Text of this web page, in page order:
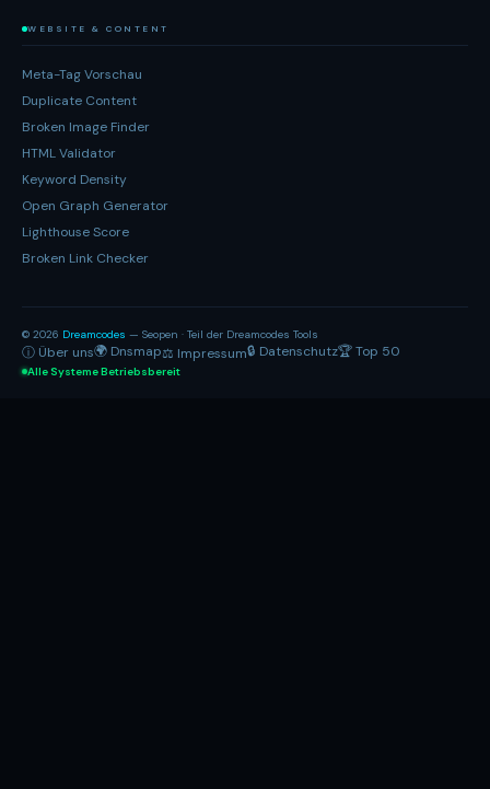
WEBSITE & CONTENT
Meta-Tag Vorschau
Duplicate Content
Broken Image Finder
HTML Validator
Keyword Density
Open Graph Generator
Lighthouse Score
Broken Link Checker
© 2026 Dreamcodes — Seopen · Teil der Dreamcodes Tools
ⓘ Über uns🌍 Dnsmap⚖ Impressum🔒 Datenschutz🏆 Top 50
Alle Systeme Betriebsbereit